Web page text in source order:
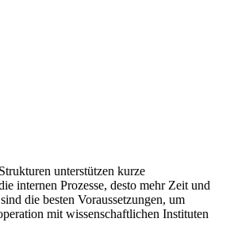
unterstützen kurze
internen Prozesse, desto mehr Zeit und
die besten Voraussetzungen, um
mit wissenschaftlichen Instituten